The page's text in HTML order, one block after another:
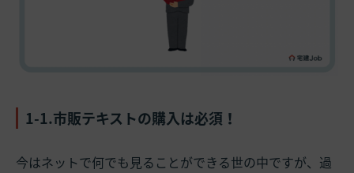
1-1.市販テキストの購入は必須！
今はネットで何でも見ることができる世の中ですが、過